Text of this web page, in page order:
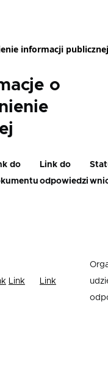
informacji publicznej
o
do
Link do
odpowiedzi
Link Link